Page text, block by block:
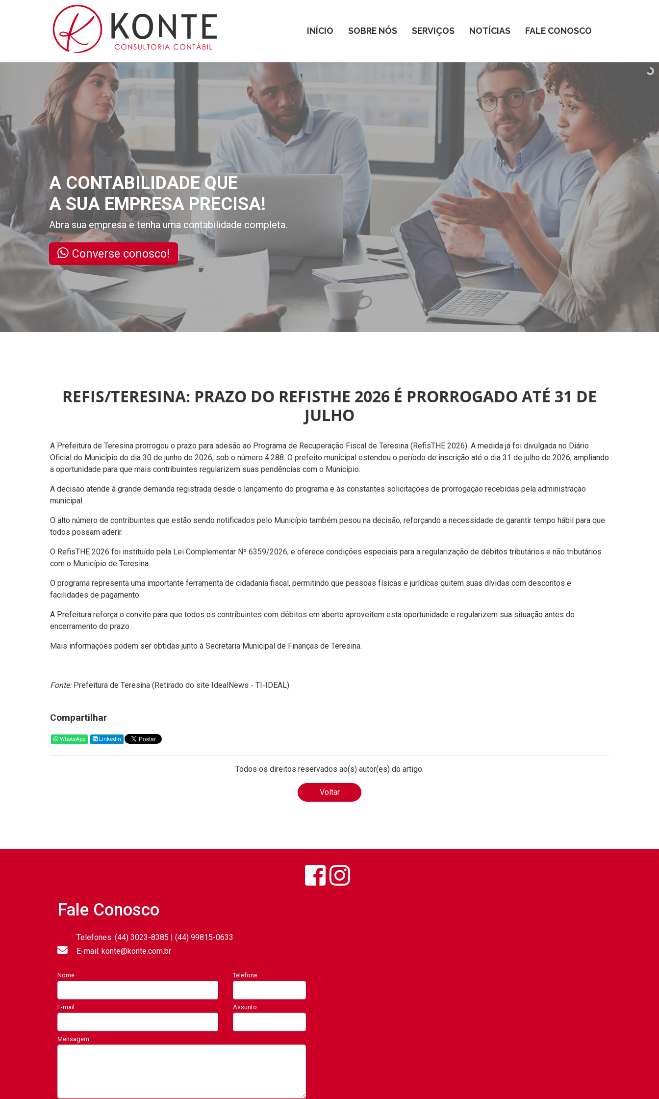
INÍCIO SOBRE NÓS SERVIÇOS NOTÍCIAS FALE CONOSCO
A CONTABILIDADE QUE
A SUA EMPRESA PRECISA!
Abra sua empresa e tenha uma contabilidade completa.
Converse conosco!
REFIS/TERESINA: PRAZO DO REFISTHE 2026 É PRORROGADO ATÉ 31 DE
JULHO
A Prefeitura de Teresina prorrogou o prazo para adesão ao Programa de Recuperação Fiscal de Teresina (RefisTHE 2026). A medida já foi divulgada no Diário
Oficial do Município do dia 30 de junho de 2026, sob o número 4.288. O prefeito municipal estendeu o período de inscrição até o dia 31 de julho de 2026, ampliando
a oportunidade para que mais contribuintes regularizem suas pendências com o Município.
A decisão atende à grande demanda registrada desde o lançamento do programa e às constantes solicitações de prorrogação recebidas pela administração
municipal.
O alto número de contribuintes que estão sendo notificados pelo Município também pesou na decisão, reforçando a necessidade de garantir tempo hábil para que
todos possam aderir.
O RefisTHE 2026 foi instituído pela Lei Complementar Nº 6359/2026, e oferece condições especiais para a regularização de débitos tributários e não tributários
com o Município de Teresina.
O programa representa uma importante ferramenta de cidadania fiscal, permitindo que pessoas físicas e jurídicas quitem suas dívidas com descontos e
facilidades de pagamento.
A Prefeitura reforça o convite para que todos os contribuintes com débitos em aberto aproveitem esta oportunidade e regularizem sua situação antes do
encerramento do prazo.
Mais informações podem ser obtidas junto à Secretaria Municipal de Finanças de Teresina.
Fonte:Prefeitura de Teresina (Retirado do site IdealNews - TI-IDEAL)
Compartilhar
WhatsApp Linkedin
Todos os direitos reservados ao(s) autor(es) do artigo.
Voltar
Fale Conosco
Telefones: (44) 3023-8385 | (44) 99815-0633
E-mail: konte@konte.com.br
Nome Telefone
E-mail Assunto
Mensagem